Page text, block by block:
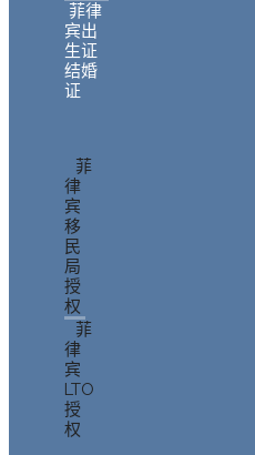
菲律
宾出
生证
结婚
证
菲
律
宾
移
民
局
授
权
菲
律
宾
LTO
授
权